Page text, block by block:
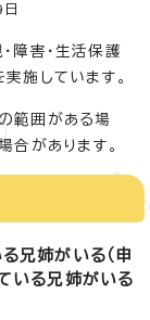
障害・生活保護
施しています。
範囲がある場
合があります。
兄姉がいる（申
いる兄姉がいる